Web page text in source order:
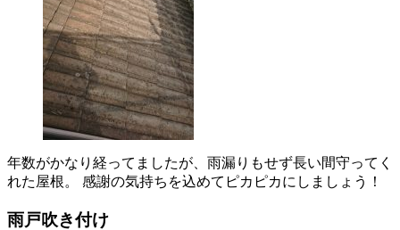
年数がかなり経ってましたが、雨漏りもせず長い間守ってく
れた屋根。 感謝の気持ちを込めてピカピカにしましょう！
雨戸吹き付け